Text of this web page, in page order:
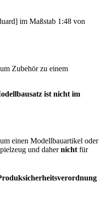
im Maßstab 1:48 von
Zubehör zu einem
ist nicht im
einen Modellbauartikel oder
und dahernicht für